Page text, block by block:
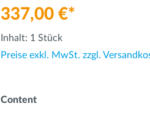
337,00 €*
Inhalt: 1 Stück
Preise exkl. MwSt. zzgl.
Content